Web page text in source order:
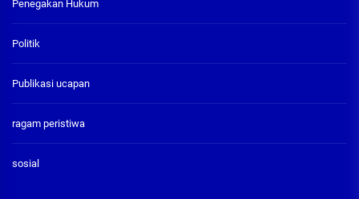
Penegakan Hukum
Politik
Publikasi ucapan
ragam peristiwa
sosial